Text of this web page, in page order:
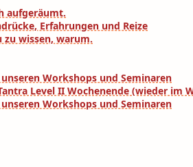
aufgeräumt.
Erfahrungen und Reize
zu wissen, warum.
Workshops und Seminaren
Level II Wochenende (wieder im
Workshops und Seminaren